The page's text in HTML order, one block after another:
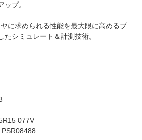
プ。
に求められる性能を最大限に高めるブ
たシミュレート＆計測技術。
077V